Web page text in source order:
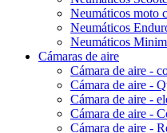
Neumáticos moto
Neumáticos
Neumáticos
Cámaras de aire
Cámara de aire -
Cámara de aire -
Cámara de aire -
Cámara de aire -
Cámara de aire -